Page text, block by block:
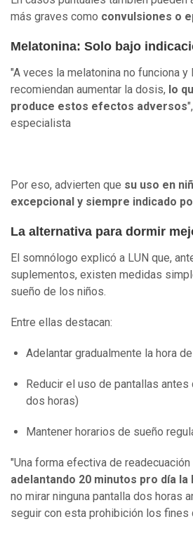
más graves como convulsiones o
Melatonina: Solo bajo
"A veces la melatonina no funciona
recomiendan aumentar la dosis, lo
produce estos efectos adversos
especialista
Por eso, advierten que su uso en
excepcional y siempre indicado
La alternativa para dormir
El somnólogo explicó a LUN que,
suplementos, existen medidas
sueño de los niños.
Entre ellas destacan:
Adelantar gradualmente la hora
Reducir el uso de pantallas
dos horas)
Mantener horarios de sueño
"Una forma efectiva de readecuación
adelantando 20 minutos pro día
no mirar ninguna pantalla dos horas
seguir con esta prohibición los fines